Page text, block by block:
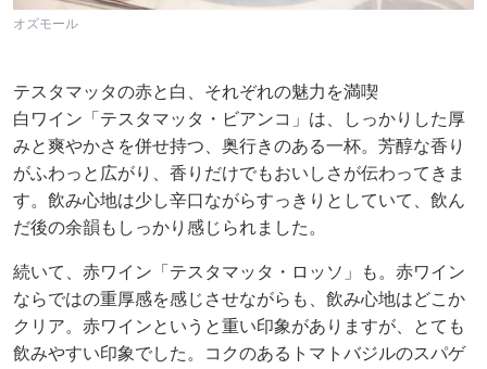
オズモール
テスタマッタの赤と白、それぞれの魅力を満喫
白ワイン「テスタマッタ・ビアンコ」は、しっかりした厚
みと爽やかさを併せ持つ、奥行きのある一杯。芳醇な香り
がふわっと広がり、香りだけでもおいしさが伝わってきま
す。飲み心地は少し辛口ながらすっきりとしていて、飲ん
だ後の余韻もしっかり感じられました。
続いて、赤ワイン「テスタマッタ・ロッソ」も。赤ワイン
ならではの重厚感を感じさせながらも、飲み心地はどこか
クリア。赤ワインというと重い印象がありますが、とても
飲みやすい印象でした。コクのあるトマトバジルのスパゲ